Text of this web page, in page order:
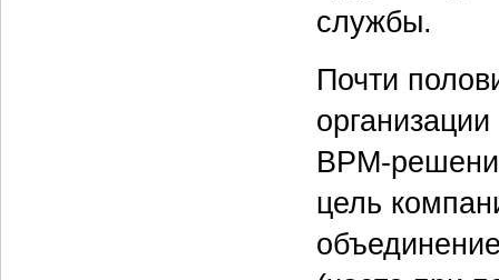
службы.
Почти
BPM-
цель